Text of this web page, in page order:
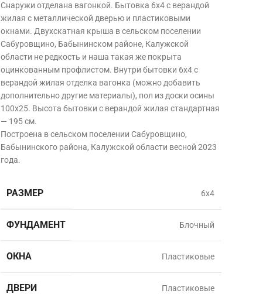
Снаружи отделана вагонкой. Бытовка 6х4 с верандой
жилая с металлической дверью и пластиковыми
окнами. Двухскатная крыша в сельском поселении
Сабуровщино, Бабынинском районе, Калужской
области не редкость и наша такая же покрыта
оцинкованным профлистом. Внутри бытовки 6х4 с
верандой жилая отделка вагонка (можно добавить
дополнительно другие материалы), пол из доски осины
100х25. Высота бытовки с верандой жилая стандартная
— 195 см.
Построена в сельском поселении Сабуровщино,
Бабынинского района, Калужской области весной 2023
года.
РАЗМЕР 6х4
ФУНДАМЕНТ Блочный
ОКНА Пластиковые
ДВЕРИ Пластиковые